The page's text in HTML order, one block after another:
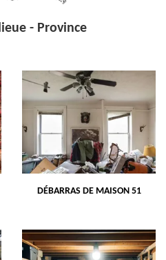
- Province
DÉBARRAS DE MAISON 51